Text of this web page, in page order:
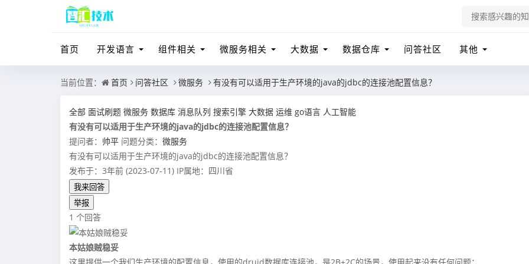
首页 开发语言 组件相关 微服务相关 大数据 数据仓库 问答社区 其他
当前位置： 首页 问答社区 微服务 有没有可以适用于生产环境的java的jdbc的连接池配置信息？
全部 面试刷题 微服务 数据库 消息队列 搜索引擎 大数据 运维 go语言 人工智能
有没有可以适用于生产环境的java的jdbc的连接池配置信息？
提问者： 帅平 问题分类： 微服务
有没有可以适用于生产环境的java的jdbc的连接池配置信息？
发布于：3年前 (2023-07-11) IP属地：四川省
我来回答
举报
1 个回答
本姑娘贼稳妥